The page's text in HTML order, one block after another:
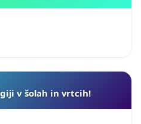
v šolah in vrtcih!